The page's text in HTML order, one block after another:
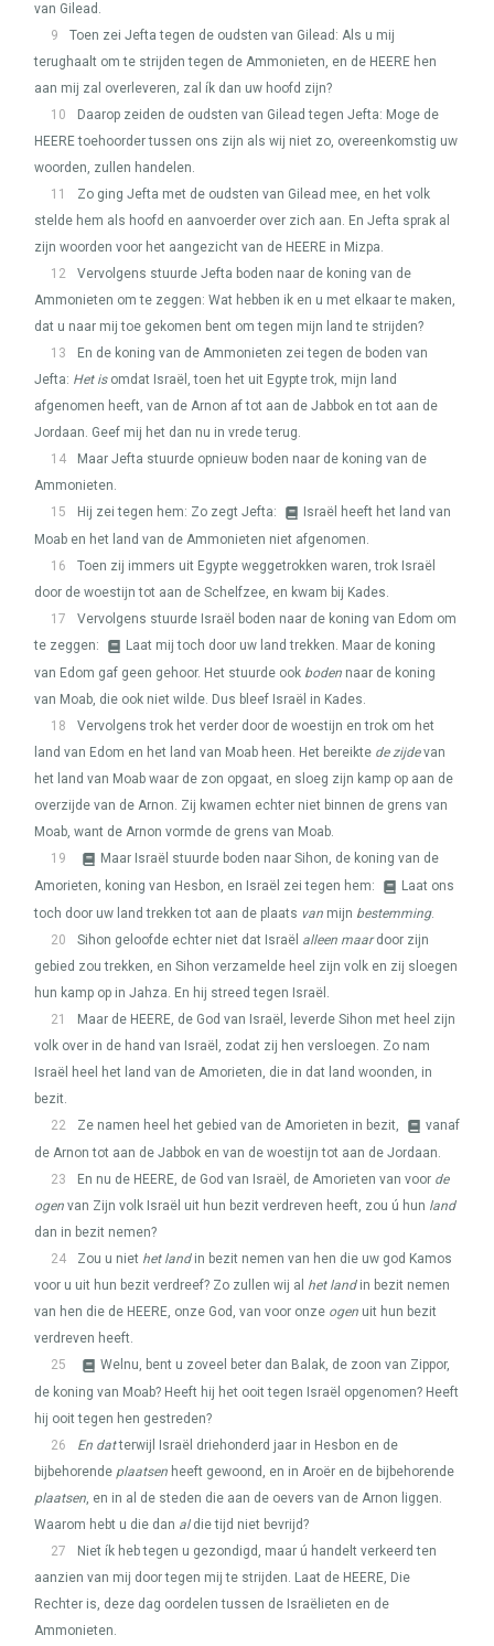
van Gilead.
9
Toen zei Jefta tegen de oudsten van Gilead: Als u mij
terughaalt om te strijden tegen de Ammonieten, en de HEERE hen
aan mij zal overleveren, zal ík dan uw hoofd zijn?
10
Daarop zeiden de oudsten van Gilead tegen Jefta: Moge de
HEEREtoehoorder tussen ons zijn als wij niet zo, overeenkomstig uw
woorden, zullen handelen.
11
Zo ging Jefta met de oudsten van Gilead mee, en het volk
stelde hem als hoofd en aanvoerder over zich aan. En Jefta sprak al
zijn woorden voor het aangezicht van de HEERE in Mizpa.
12
Vervolgens stuurde Jefta boden naar de koning van de
Ammonieten om te zeggen: Wat hebben ik en u met elkaar te maken,
dat u naar mij toe gekomen bent om tegen mijn land te strijden?
13
En de koning van de Ammonieten zei tegen de boden van
Jefta: Het isomdat Israël, toen het uit Egypte trok, mijn land
afgenomen heeft, van de Arnon af tot aan de Jabbok en tot aan de
Jordaan. Geef mij het dan nu in vrede terug.
14
Maar Jefta stuurde opnieuw boden naar de koning van de
Ammonieten.
15
Hij zei tegen hem: Zo zegt Jefta:
Israël heeft het land van
Moab en het land van de Ammonieten niet afgenomen.
16
Toen zij immers uit Egypte weggetrokken waren, trok Israël
door de woestijn tot aan de Schelfzee, en kwam bij Kades.
17
Vervolgens stuurde Israël boden naar de koning van Edom om
te zeggen:
Laat mij toch door uw land trekken. Maar de koning
van Edom gaf geen gehoor. Het stuurde ook boden naar de koning
van Moab, die ook niet wilde. Dus bleef Israël in Kades.
18
Vervolgens trok het verder door de woestijn en trok om het
land van Edom en het land van Moab heen. Het bereikte de zijdevan
het land van Moab waar de zon opgaat, en sloeg zijn kamp op aan de
overzijde van de Arnon. Zij kwamen echter niet binnen de grens van
Moab, want de Arnon vormde de grens van Moab.
19
Maar Israël stuurde boden naar Sihon, de koning van de
Amorieten, koning van Hesbon, en Israël zei tegen hem:
Laat ons
toch door uw land trekken tot aan de plaats van mijn bestemming.
20
Sihon geloofde echter niet dat Israël alleen maardoor zijn
gebied zou trekken, en Sihon verzamelde heel zijn volk en zij sloegen
hun kamp op in Jahza. En hij streed tegen Israël.
21
Maar de HEERE, de God van Israël, leverde Sihon met heel zijn
volk over in de hand van Israël, zodat zij hen versloegen. Zo nam
Israël heel het land van de Amorieten, die in dat land woonden, in
bezit.
22
Ze namen heel het gebied van de Amorieten in bezit,
vanaf
de Arnon tot aan de Jabbok en van de woestijn tot aan de Jordaan.
23
En nu de HEERE, de God van Israël, de Amorieten van voor de
ogen van Zijn volk Israël uit hun bezit verdreven heeft, zou ú hun land
dan in bezit nemen?
24
Zou u niet het landin bezit nemen van hen die uw god Kamos
voor u uit hun bezit verdreef? Zo zullen wij al het landin bezit nemen
van hen die de HEERE, onze God, van voor onze ogen uit hun bezit
verdreven heeft.
25
Welnu, bent u zoveel beter dan Balak, de zoon van Zippor,
de koning van Moab? Heeft hij het ooit tegen Israël opgenomen? Heeft
hij ooit tegen hen gestreden?
26
En datterwijl Israël driehonderd jaar in Hesbon en de
bijbehorende plaatsen heeft gewoond, en in Aroër en de bijbehorende
plaatsen, en in al de steden die aan de oevers van de Arnon liggen.
Waarom hebt u die dan aldie tijd niet bevrijd?
27
Niet ík heb tegen u gezondigd, maar ú handelt verkeerd ten
aanzien van mij door tegen mij te strijden. Laat de HEERE, Die
Rechter is, deze dag oordelen tussen de Israëlieten en de
Ammonieten.